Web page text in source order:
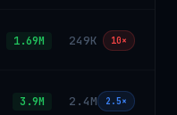
1.69M 249K 10×
3.9M 2.4M 2.5×